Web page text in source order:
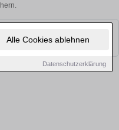
Alle Cookies ablehnen
Datenschutzerklärung
Objekte finden. Schauen Sie